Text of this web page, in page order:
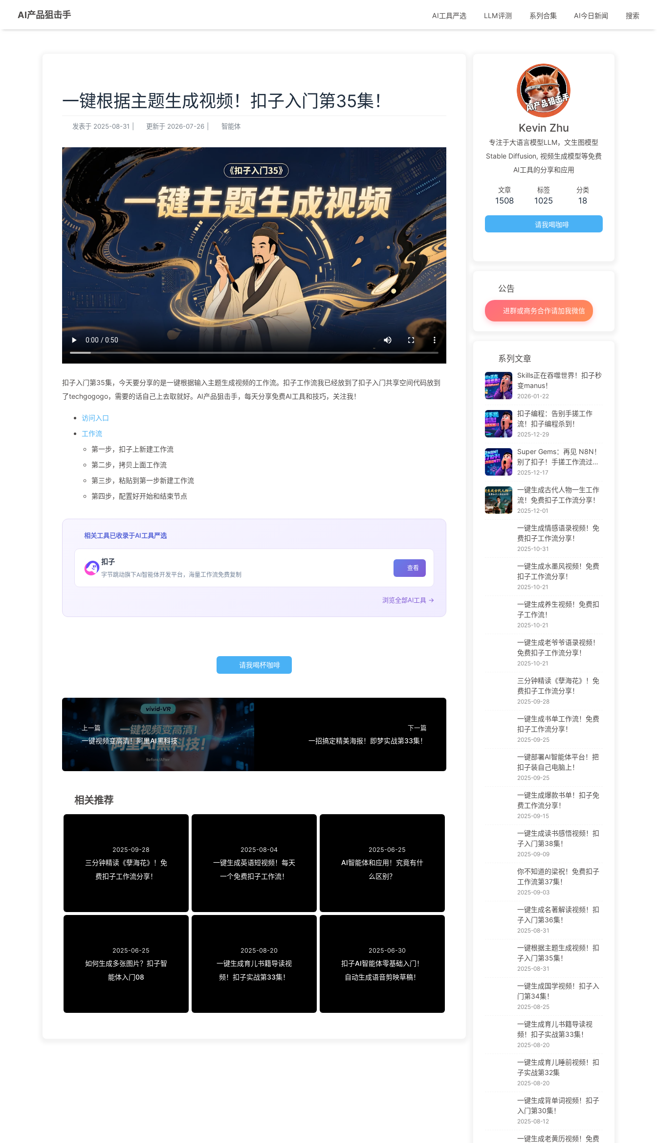
AI产品狙击手 AI工具严选 LLM评测 系列合集 AI今日新闻 搜索
一键根据主题生成视频！扣子入门第35集！
发表于 2025-08-31 更新于 2026-07-26 智能体
扣子入门第35集，今天要分享的是一键根据输入主题生成视频的工作流。扣子工作流我已经放到了扣子入门共享空间代码放到
了techgogogo，需要的话自己上去取就好。AI产品狙击手，每天分享免费AI工具和技巧，关注我！
访问入口
工作流
第一步，扣子上新建工作流
第二步，拷贝上面工作流
第三步，粘贴到第一步新建工作流
第四步，配置好开始和结束节点
相关工具已收录于AI工具严选
扣子
字节跳动旗下AI智能体开发平台，海量工作流免费复制
查看
浏览全部AI工具 →
请我喝杯咖啡
上一篇
一键视频变高清！阿里AI黑科技
下一篇
一招搞定精美海报！即梦实战第33集！
相关推荐
2025-09-28
三分钟精读《孽海花》！免
费扣子工作流分享！
2025-08-04
一键生成英语短视频！每天
一个免费扣子工作流！
2025-06-25
AI智能体和应用！究竟有什
么区别？
2025-06-25
如何生成多张图片？扣子智
能体入门08
2025-08-20
一键生成育儿书籍导读视
频！扣子实战第33集！
2025-06-30
扣子AI智能体零基础入门！
自动生成语音剪映草稿！
Kevin Zhu
专注于大语言模型LLM，文生图模型
Stable Diffusion, 视频生成模型等免费
AI工具的分享和应用
文章
1508
标签
1025
分类
18
请我喝咖啡
公告
进群或商务合作请加我微信
系列文章
Skills正在吞噬世界！扣子秒
变manus！
2026-01-22
扣子编程：告别手搓工作
流！扣子编程杀到！
2025-12-29
Super Gems：再见 N8N！
别了扣子！手搓工作流过时
了！
2025-12-17
一键生成古代人物一生工作
流！免费扣子工作流分享！
2025-12-01
一键生成情感语录视频！免
费扣子工作流分享！
2025-10-31
一键生成水墨风视频！免费
扣子工作流分享！
2025-10-21
一键生成养生视频！免费扣
子工作流！
2025-10-21
一键生成老爷爷语录视频！
免费扣子工作流分享！
2025-10-21
三分钟精读《孽海花》！免
费扣子工作流分享！
2025-09-28
一键生成书单工作流！免费
扣子工作流分享！
2025-09-25
一键部署AI智能体平台！把
扣子装自己电脑上！
2025-09-25
一键生成爆款书单！扣子免
费工作流分享！
2025-09-15
一键生成读书感悟视频！扣
子入门第38集！
2025-09-09
你不知道的梁祝！免费扣子
工作流第37集！
2025-09-03
一键生成名著解读视频！扣
子入门第36集！
2025-08-31
一键根据主题生成视频！扣
子入门第35集！
2025-08-31
一键生成国学视频！扣子入
门第34集！
2025-08-25
一键生成育儿书籍导读视
频！扣子实战第33集！
2025-08-20
一键生成育儿睡前视频！扣
子实战第32集
2025-08-20
一键生成背单词视频！扣子
入门第30集！
2025-08-12
一键生成老黄历视频！免费